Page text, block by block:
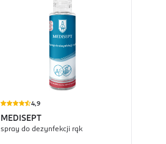
4,9
MEDISEPT
spray do dezynfekcji rąk